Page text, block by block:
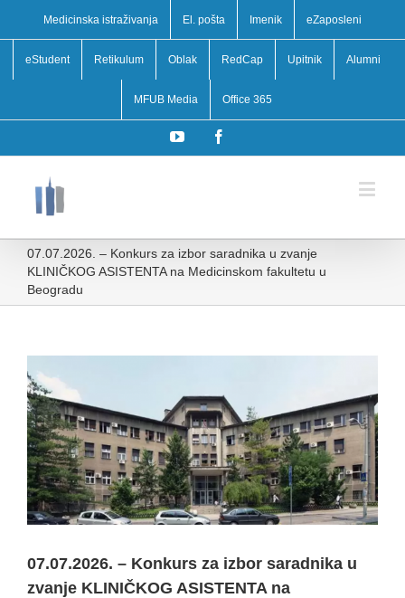
Medicinska istraživanja El. pošta Imenik eZaposleni
eStudent Retikulum Oblak RedCap Upitnik Alumni
MFUB Media Office 365
YouTube
07.07.2026. – Konkurs za izbor saradnika u zvanje
KLINIČKOG ASISTENTA na Medicinskom fakultetu u
Beogradu
Larger
Image
07.07.2026. – Konkurs za izbor saradnika u
zvanje KLINIČKOG ASISTENTA na